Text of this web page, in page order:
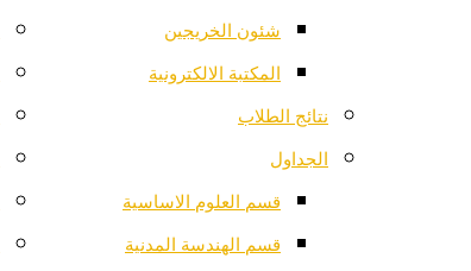
شئون الخريجين
المكتبة الالكترونية
نتائج الطلاب
الجداول
قسم العلوم الاساسية
قسم الهندسة المدنية